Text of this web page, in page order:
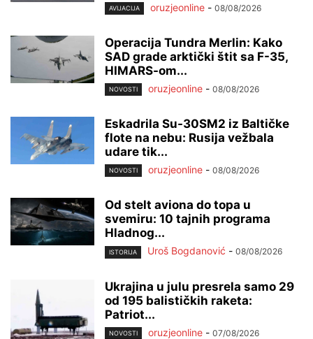
AVIJACIJA oruzjeonline - 08/08/2026
Operacija Tundra Merlin: Kako
SAD grade arktički štit sa F-35,
HIMARS-om...
NOVOSTI oruzjeonline - 08/08/2026
Eskadrila Su-30SM2 iz Baltičke
flote na nebu: Rusija vežbala
udare tik...
NOVOSTI oruzjeonline - 08/08/2026
Od stelt aviona do topa u
svemiru: 10 tajnih programa
Hladnog...
ISTORIJA Uroš Bogdanović - 08/08/2026
Ukrajina u julu presrela samo 29
od 195 balističkih raketa:
Patriot...
NOVOSTI oruzjeonline - 07/08/2026